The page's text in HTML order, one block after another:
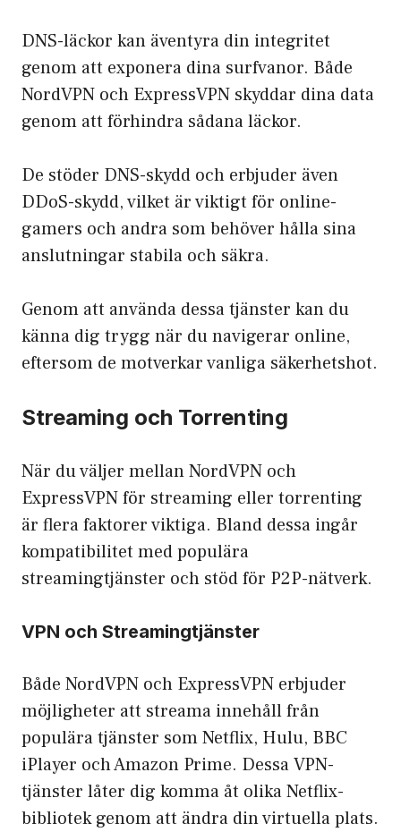
DNS-läckor kan äventyra din integritet
genom att exponera dina surfvanor. Både
NordVPN och ExpressVPN skyddar dina data
genom att förhindra sådana läckor.
De stöder DNS-skydd och erbjuder även
DDoS-skydd, vilket är viktigt för online-
gamers och andra som behöver hålla sina
anslutningar stabila och säkra.
Genom att använda dessa tjänster kan du
känna dig trygg när du navigerar online,
eftersom de motverkar vanliga säkerhetshot.
Streaming och Torrenting
När du väljer mellan NordVPN och
ExpressVPN för streaming eller torrenting
är flera faktorer viktiga. Bland dessa ingår
kompatibilitet med populära
streamingtjänster och stöd för P2P-nätverk.
VPN och Streamingtjänster
Både NordVPN och ExpressVPN erbjuder
möjligheter att streama innehåll från
populära tjänster som Netflix, Hulu, BBC
iPlayer och Amazon Prime. Dessa VPN-
tjänster låter dig komma åt olikaNetflix-
bibliotekgenom att ändra din virtuella plats.